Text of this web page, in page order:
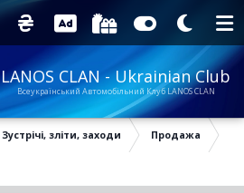
LANOS CLAN - Ukrainian Club
Всеукраїнський Автомобільний Клуб LANOS CLAN
Зустрічі, зліти, заходи Продажа